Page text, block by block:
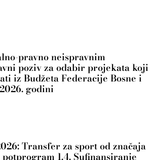
pravno neispravnim
poziv za odabir projekata koji
iz Budžeta Federacije Bosne i
godini
Transfer za sport od značaja
1.4. Sufinansiranje